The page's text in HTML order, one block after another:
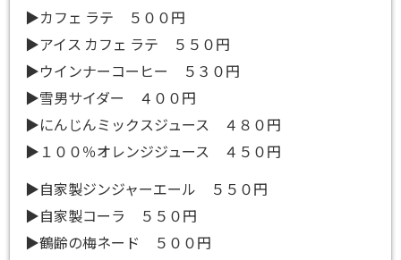
▶カフェ ラテ ５００円
▶アイス カフェ ラテ ５５０円
▶ウインナーコーヒー ５３０円
▶雪男サイダー ４００円
▶にんじんミックスジュース ４８０円
▶１００％オレンジジュース ４５０円
▶自家製ジンジャーエール ５５０円
▶自家製コーラ ５５０円
▶鶴齢の梅ネード ５００円